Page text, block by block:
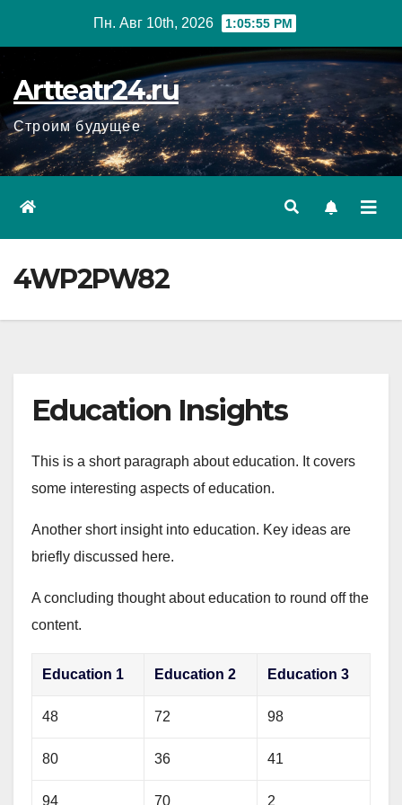
Пн. Авг 10th, 2026 1:05:56 PM
Artteatr24.ru
Строим будущее
4WP2PW82
Education Insights
This is a short paragraph about education. It covers
some interesting aspects of education.
Another short insight into education. Key ideas are
briefly discussed here.
A concluding thought about education to round off the
content.
Education 1 Education 2 Education 3
48 72 98
80 36 41
94 70 2